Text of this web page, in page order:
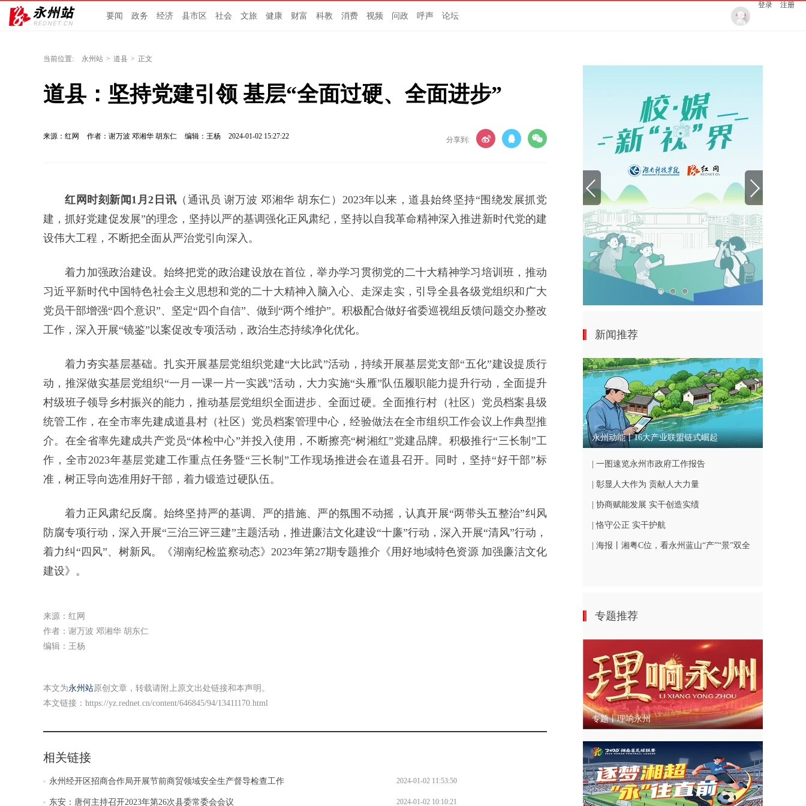
要闻 政务 经济 县市区 社会 文旅 健康 财富 科教 消费 视频 问政 呼声 论坛
登录 注册
当前位置: 永州站 > 道县 > 正文
道县：坚持党建引领 基层“全面过硬、全面进步”
来源：红网 作者：谢万波 邓湘华 胡东仁 编辑：王杨 2024-01-02 15:27:22 分享到:
红网时刻新闻1月2日讯 （通讯员 谢万波 邓湘华 胡东仁）2023年以来，道县始终坚持“围绕发展抓党
建，抓好党建促发展”的理念，坚持以严的基调强化正风肃纪，坚持以自我革命精神深入推进新时代党的建
设伟大工程，不断把全面从严治党引向深入。
着力加强政治建设。始终把党的政治建设放在首位，举办学习贯彻党的二十大精神学习培训班，推动
习近平新时代中国特色社会主义思想和党的二十大精神入脑入心、走深走实，引导全县各级党组织和广大
党员干部增强“四个意识”、坚定“四个自信”、做到“两个维护”。积极配合做好省委巡视组反馈问题交办整改
工作，深入开展“镜鉴”以案促改专项活动，政治生态持续净化优化。
着力夯实基层基础。扎实开展基层党组织党建“大比武”活动，持续开展基层党支部“五化”建设提质行
动，推深做实基层党组织“一月一课一片一实践”活动，大力实施“头雁”队伍履职能力提升行动，全面提升
村级班子领导乡村振兴的能力，推动基层党组织全面进步、全面过硬。全面推行村（社区）党员档案县级
统管工作，在全市率先建成道县村（社区）党员档案管理中心，经验做法在全市组织工作会议上作典型推
介。在全省率先建成共产党员“体检中心”并投入使用，不断擦亮“树湘红”党建品牌。积极推行“三长制”工
作，全市2023年基层党建工作重点任务暨“三长制”工作现场推进会在道县召开。同时，坚持“好干部”标
准，树正导向选准用好干部，着力锻造过硬队伍。
着力正风肃纪反腐。始终坚持严的基调、严的措施、严的氛围不动摇，认真开展“两带头五整治”纠风
防腐专项行动，深入开展“三治三评三建”主题活动，推进廉洁文化建设“十廉”行动，深入开展“清风”行动，
着力纠“四风”、树新风。《湖南纪检监察动态》2023年第27期专题推介《用好地域特色资源 加强廉洁文化
建设》。
来源：红网
作者：谢万波 邓湘华 胡东仁
编辑：王杨
本文为永州站原创文章，转载请附上原文出处链接和本声明。
本文链接： https://yz.rednet.cn/content/646845/94/13411170.html
相关链接
永州经开区招商合作局开展节前商贸领域安全生产督导检查工作 2024-01-02 11:53:50
东安：唐何主持召开2023年第26次县委常委会会议 2024-01-02 10:10:21
新闻推荐
永州动能丨16大产业联盟链式崛起
| 一图速览永州市政府工作报告
| 彰显人大作为 贡献人大力量
| 协商赋能发展 实干创造实绩
| 恪守公正 实干护航
| 海报丨湘粤C位，看永州蓝山“产”“景”双全
专题推荐
专题丨理响永州